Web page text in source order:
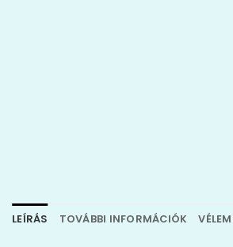
LEÍRÁS TOVÁBBI INFORMÁCIÓK